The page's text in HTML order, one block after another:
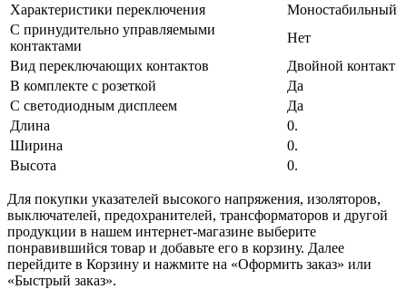
Характеристики переключения
Моностабильный
С принудительно управляемыми
контактами
Нет
Вид переключающих контактов
Двойной контакт
В комплекте с розеткой
Да
С светодиодным дисплеем
Да
Длина
0.
Ширина
0.
Высота
0.
Для покупки указателей высокого напряжения, изоляторов,
выключателей, предохранителей, трансформаторов и другой
продукции в нашем интернет-магазине выберите
понравившийся товар и добавьте его в корзину. Далее
перейдите в Корзину и нажмите на «Оформить заказ» или
«Быстрый заказ».